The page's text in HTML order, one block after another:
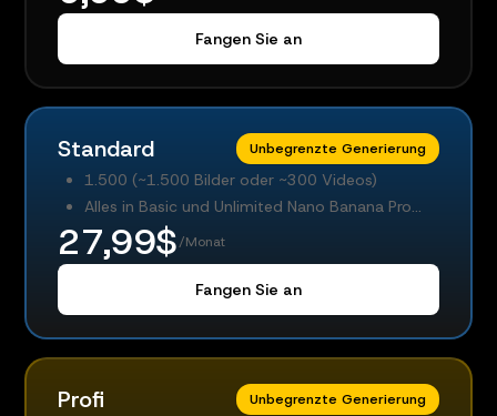
Fangen Sie an
Standard Unbegrenzte Generierung
1.500 (~1.500 Bilder oder ~300 Videos)
Alles in Basic und Unlimited Nano Banana Pro...
27,99$/Monat
Fangen Sie an
Profi Unbegrenzte Generierung